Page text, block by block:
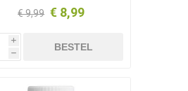
€ 9,99 € 8,99
i
h
BESTEL